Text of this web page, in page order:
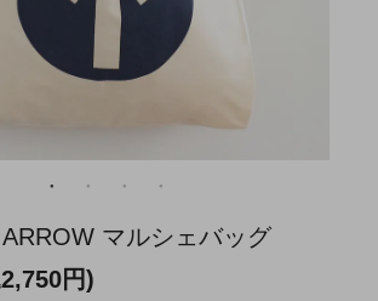
マルシェバッグ
円)